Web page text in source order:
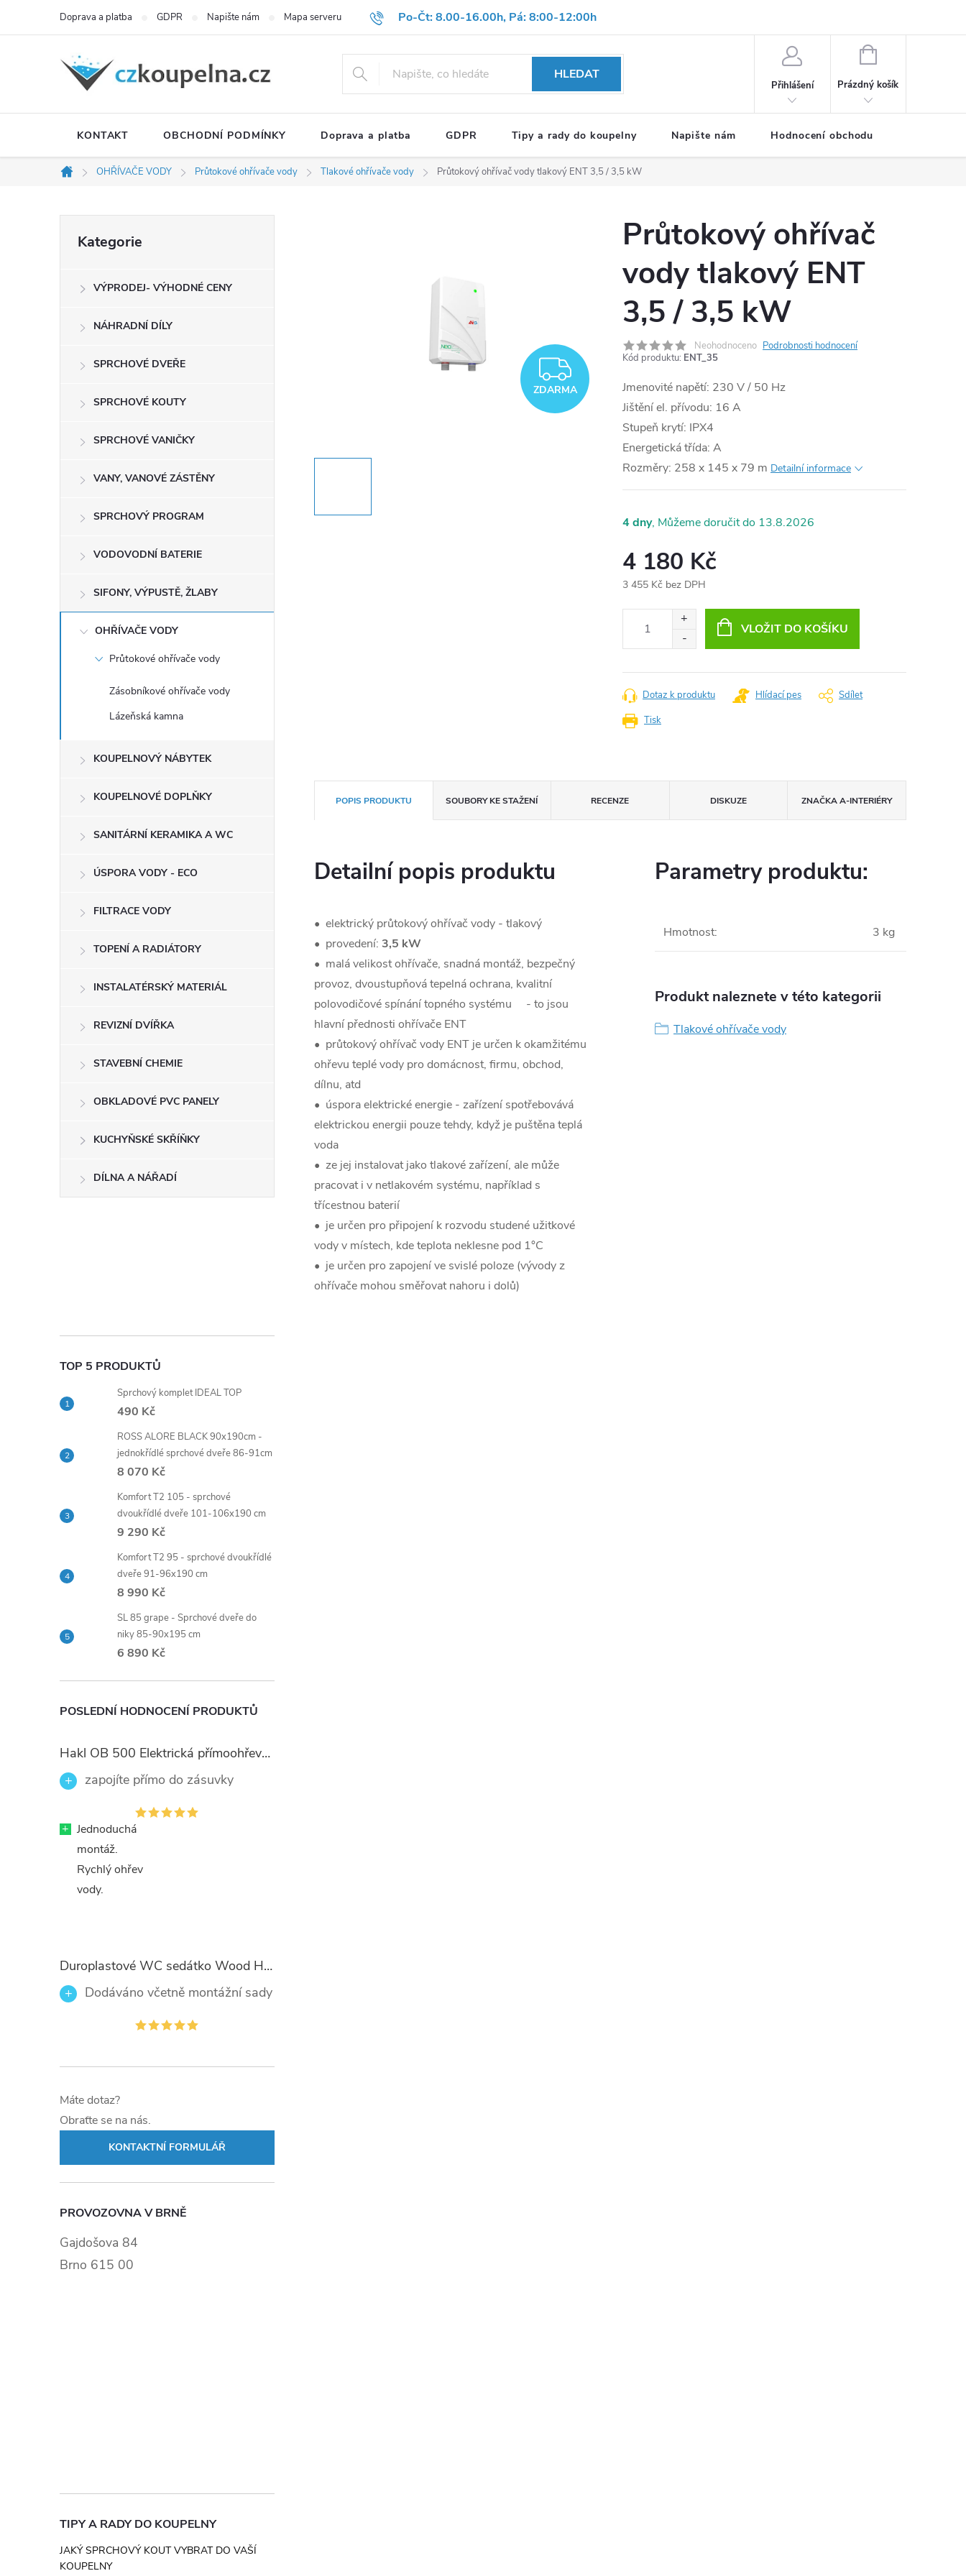
Po-Čt: 8.00-16.00h, Pá: 8:00-12:00h
Doprava a platba GDPR Napište nám Mapa serveru Hodnocení obchodu Reklamační formulář OBCHODNÍ PODMÍNKY
HLEDAT
Přihlášení
NÁKUPNÍ
Prázdný košík
KONTAKT OBCHODNÍ PODMÍNKY Doprava a platba GDPR Tipy a rady do koupelny Napište nám Hodnocení obchodu
Domů
OHŘÍVAČE VODY Průtokové ohřívače vody Tlakové ohřívače vody Průtokový ohřívač vody tlakový ENT 3,5 / 3,5 kW
kategorie
Kategorie
VÝPRODEJ- VÝHODNÉ CENY
NÁHRADNÍ DÍLY
SPRCHOVÉ DVEŘE
SPRCHOVÉ KOUTY
SPRCHOVÉ VANIČKY
VANY, VANOVÉ ZÁSTĚNY
SPRCHOVÝ PROGRAM
VODOVODNÍ BATERIE
SIFONY, VÝPUSTĚ, ŽLABY
OHŘÍVAČE VODY
Průtokové ohřívače vody
Zásobníkové ohřívače vody
Lázeňská kamna
KOUPELNOVÝ NÁBYTEK
KOUPELNOVÉ DOPLŇKY
SANITÁRNÍ KERAMIKA A WC
ÚSPORA VODY - ECO
FILTRACE VODY
TOPENÍ A RADIÁTORY
INSTALATÉRSKÝ MATERIÁL
REVIZNÍ DVÍŘKA
STAVEBNÍ CHEMIE
OBKLADOVÉ PVC PANELY
KUCHYŇSKÉ SKŘÍŇKY
DÍLNA A NÁŘADÍ
TOP 5 PRODUKTŮ
Sprchový komplet IDEAL TOP
490 Kč
ROSS ALORE BLACK 90x190cm -
jednokřídlé sprchové dveře 86-91cm
8 070 Kč
Komfort T2 105 - sprchové
dvoukřídlé dveře 101-106x190 cm
9 290 Kč
Komfort T2 95 - sprchové dvoukřídlé
dveře 91-96x190 cm
8 990 Kč
SL 85 grape - Sprchové dveře do
niky 85-90x195 cm
6 890 Kč
POSLEDNÍ HODNOCENÍ PRODUKTŮ
Hakl OB 500 Elektrická přímoohřevná vodovodní baterie, černé flexi ramínko
zapojíte přímo do zásuvky
+ Jednoduchá
montáž.
Rychlý ohřev
vody.
Duroplastové WC sedátko Wood Heart 82377 se zpomalovacím mechanismem SOFT-CLOSE
Dodáváno včetně montážní sady
Máte dotaz?
Obraťte se na nás.
KONTAKTNÍ FORMULÁŘ
PROVOZOVNA V BRNĚ
Gajdošova 84
Brno 615 00
TIPY A RADY DO KOUPELNY
JAKÝ SPRCHOVÝ KOUT VYBRAT DO VAŠÍ
KOUPELNY
ZDARMA
ZDARMA
Průtokový ohřívač
vody tlakový ENT
3,5 / 3,5 kW
Neohodnoceno Podrobnosti hodnocení
Kód produktu: ENT_35
Jmenovité napětí: 230 V / 50 Hz
Jištění el. přívodu: 16 A
Stupeň krytí: IPX4
Energetická třída: A
Rozměry: 258 x 145 x 79 m Detailní informace
4 dny 13.8.2026
4 180 Kč
3 455 Kč bez DPH
VLOŽIT DO KOŠÍKU
Tisk
Dotaz k produktu Hlídací pes Sdílet
POPIS PRODUKTU SOUBORY KE STAŽENÍ RECENZE DISKUZE ZNAČKAA-INTERIÉRY
Detailní popis produktu
• elektrický průtokový ohřívač vody - tlakový
• provedení: 3,5 kW
• malá velikost ohřívače, snadná montáž, bezpečný
provoz, dvoustupňová tepelná ochrana, kvalitní
polovodičové spínání topného systému - to jsou
hlavní přednosti ohřívače ENT
• průtokový ohřívač vody ENT je určen k okamžitému
ohřevu teplé vody pro domácnost, firmu, obchod,
dílnu, atd
• úspora elektrické energie - zařízení spotřebovává
elektrickou energii pouze tehdy, když je puštěna teplá
voda
• ze jej instalovat jako tlakové zařízení, ale může
pracovat i v netlakovém systému, například s
třícestnou baterií
• je určen pro připojení k rozvodu studené užitkové
vody v místech, kde teplota neklesne pod 1°C
• je určen pro zapojení ve svislé poloze (vývody z
ohřívače mohou směřovat nahoru i dolů)
Parametry produktu:
Hmotnost: 3 kg
Produkt naleznete v této kategorii
Tlakové ohřívače vody